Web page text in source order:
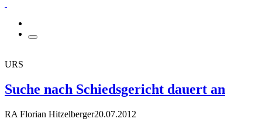
URS
Suche nach Schiedsgericht dauert an
RA Florian Hitzelberger20.07.2012